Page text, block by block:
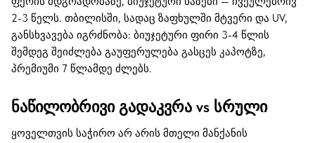
2-3 წელს. თბილისში, სადაც ზაფხულში მტვერი და UV,
განსხვავება იგრძნობა: ბიუჯეტური ფირი 3-4 წლის
შემდეგ შეიძლება გაუფერულება გასცეს კაპოტზე,
პრემიუმი 7 წლამდე ძლებს.
ნაწილობრივი გადაკვრა vs სრული
ყოველთვის საჭირო არ არის მთელი მანქანის